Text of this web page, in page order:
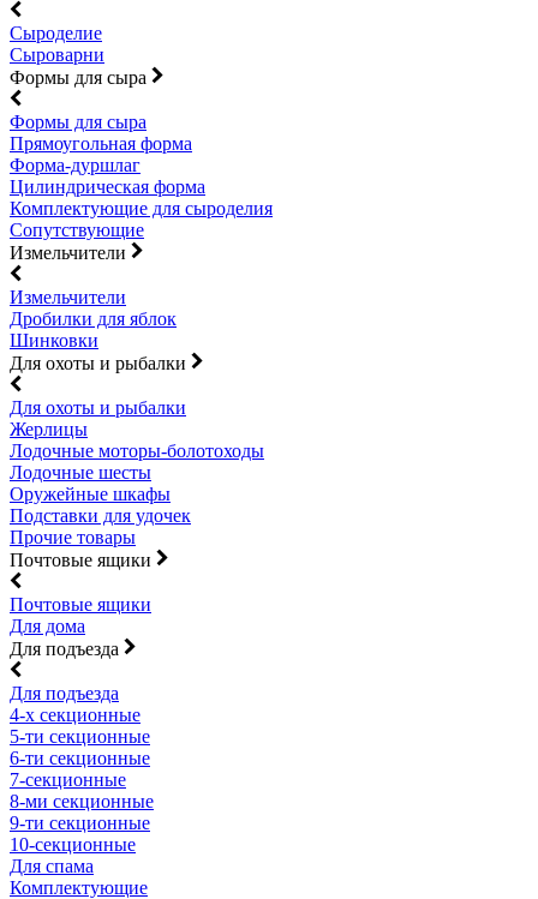
Сыроделие
Сыроварни
Формы для сыра
Формы для сыра
Прямоугольная форма
Форма-дуршлаг
Цилиндрическая форма
Комплектующие для сыроделия
Сопутствующие
Измельчители
Измельчители
Дробилки для яблок
Шинковки
Для охоты и рыбалки
Для охоты и рыбалки
Жерлицы
Лодочные моторы-болотоходы
Лодочные шесты
Оружейные шкафы
Подставки для удочек
Прочие товары
Почтовые ящики
Почтовые ящики
Для дома
Для подъезда
Для подъезда
4-х секционные
5-ти секционные
6-ти секционные
7-секционные
8-ми секционные
9-ти секционные
10-секционные
Для спама
Комплектующие